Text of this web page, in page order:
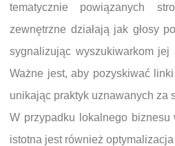
tematycznie powiązanych
zewnętrzne działają jak głosy
sygnalizując wyszukiwarkom jej
Ważne jest, aby pozyskiwać
unikając praktyk uznawanych za
W przypadku lokalnego biznesu
istotna jest również